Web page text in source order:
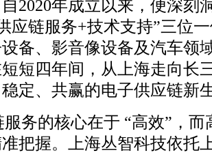
2020年成立以来，便深刻
应链服务+技术支持”三位
备、影音像设备及汽车领
短四年间，从上海走向长
定、共赢的电子供应链新
服务的核心在于 “高效”，
把握。上海丛智科技依托